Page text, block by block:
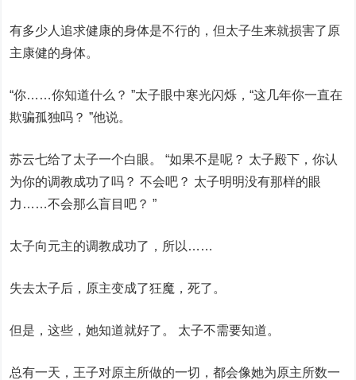
有多少人追求健康的身体是不行的，但太子生来就损害了原
主康健的身体。
“你……你知道什么？ ”太子眼中寒光闪烁，“这几年你一直在
欺骗孤独吗？ ”他说。
苏云七给了太子一个白眼。 “如果不是呢？ 太子殿下，你认
为你的调教成功了吗？ 不会吧？ 太子明明没有那样的眼
力……不会那么盲目吧？ ”
太子向元主的调教成功了，所以……
失去太子后，原主变成了狂魔，死了。
但是，这些，她知道就好了。 太子不需要知道。
总有一天，王子对原主所做的一切，都会像她为原主所数一